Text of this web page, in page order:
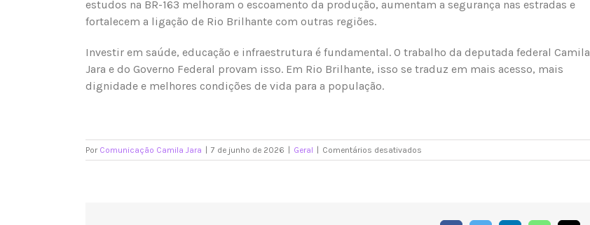
estudos na BR-163 melhoram o escoamento da produção, aumentam a segurança nas estradas e
fortalecem a ligação de Rio Brilhante com outras regiões.
Investir em saúde, educação e infraestrutura é fundamental. O trabalho da deputada federal Camila
Jara e do Governo Federal provam isso. Em Rio Brilhante, isso se traduz em mais acesso, mais
dignidade e melhores condições de vida para a população.
Por Comunicação Camila Jara 7 de junho de 2026 Geral Comentários desativados
Água,